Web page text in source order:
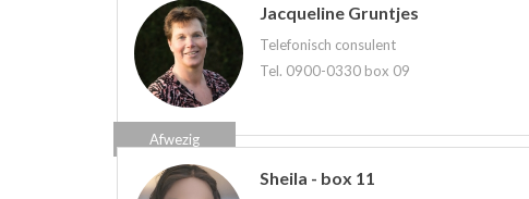
Jacqueline Gruntjes
Telefonisch consulent
Tel. 0900-0330 box 09
Afwezig
Sheila - box 11